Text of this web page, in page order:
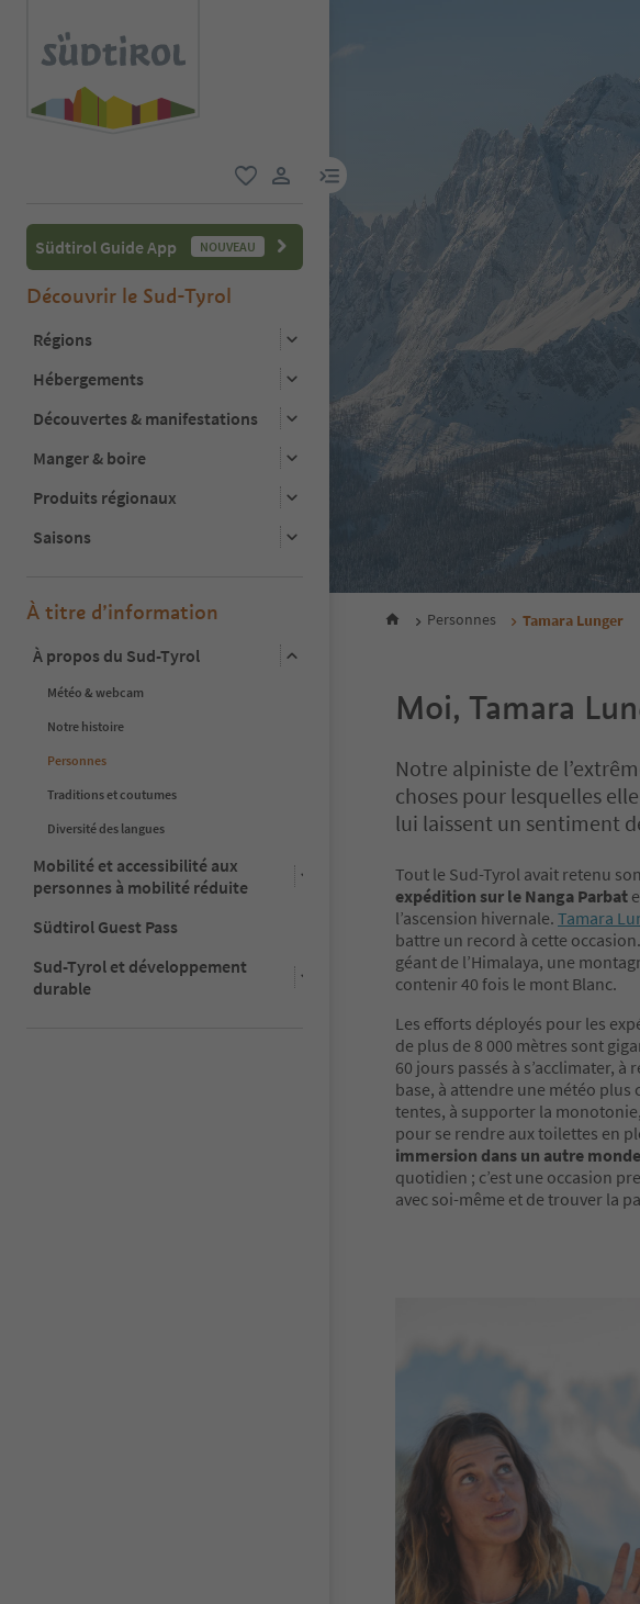
lien utilisateur
lien menu
Südtirol Guide App NOUVEAU
Découvrir le Sud-Tyrol
Régions
Hébergements
Découvertes & manifestations
Manger & boire
Produits régionaux
Saisons
À titre d’information
À propos du Sud-Tyrol
Météo & webcam
Notre histoire
Personnes
Traditions et coutumes
Diversité des langues
Mobilité et accessibilité aux
personnes à mobilité réduite
Südtirol Guest Pass
Sud-Tyrol et développement
durable
Personnes Tamara Lunger
Moi, Tamara
Notre alpiniste de
choses pour lesquelles
lui laissent un sentiment
Tout le Sud-Tyrol avait retenu
expédition sur le Nanga Parbat
l’ascension hivernale. Tamara
battre un record à cette
géant de l’Himalaya, une
contenir 40 fois le mont Blanc.
Les efforts déployés pour les
de plus de 8 000 mètres sont
60 jours passés à s’acclimater,
base, à attendre une météo plus
tentes, à supporter la
pour se rendre aux toilettes en
immersion dans un autre monde
quotidien ; c’est une occasion
avec soi-même et de trouver la